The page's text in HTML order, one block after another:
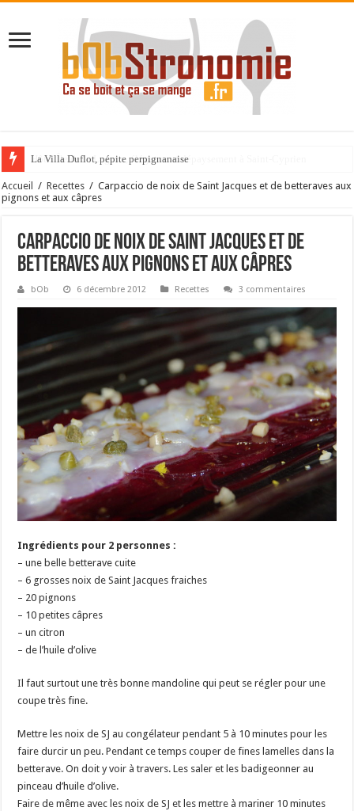
La Villa Duflot, pépite perpignanaise
Accueil / Recettes / Carpaccio de noix de Saint Jacques et de betteraves aux
pignons et aux câpres
Carpaccio de noix de Saint Jacques et de
betteraves aux pignons et aux câpres
bOb 6 décembre 2012 Recettes 3 commentaires
Ingrédients pour 2 personnes :
– une belle betterave cuite
– 6 grosses noix de Saint Jacques fraiches
– 20 pignons
– 10 petites câpres
– un citron
– de l’huile d’olive
Il faut surtout une très bonne mandoline qui peut se régler pour une
coupe très fine.
Mettre les noix de SJ au congélateur pendant 5 à 10 minutes pour les
faire durcir un peu. Pendant ce temps couper de fines lamelles dans la
betterave. On doit y voir à travers. Les saler et les badigeonner au
pinceau d’huile d’olive.
Faire de même avec les noix de SJ et les mettre à mariner 10 minutes